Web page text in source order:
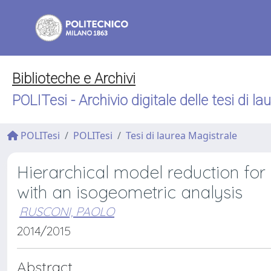
Biblioteche e Archivi
POLITesi - Archivio digitale delle tesi di
POLITesi POLITesi Tesi di laurea Magistrale
Hierarchical model reduction
with an isogeometric analysis
RUSCONI, PAOLO
2014/2015
Abstract